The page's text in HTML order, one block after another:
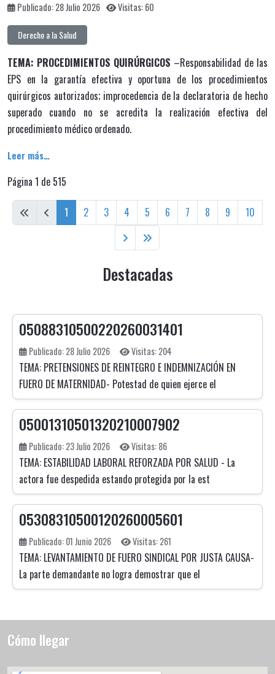
Publicado: 28 Julio 2026
Visitas: 60
Derecho a la Salud
TEMA: PROCEDIMIENTOS QUIRÚRGICOS –Responsabilidad de las
EPS en la garantía efectiva y oportuna de los procedimientos
quirúrgicos autorizados; improcedencia de la declaratoria de hecho
superado cuando no se acredita la realización efectiva del
procedimiento médico ordenado.
Leer más…
Página 1 de 515
1 2 3 4 5 6 7 8 9 10
Destacadas
05088310500220260031401
Publicado: 28 Julio 2026 Visitas: 204
TEMA: PRETENSIONES DE REINTEGRO E INDEMNIZACIÓN EN
FUERO DE MATERNIDAD- Potestad de quien ejerce el
05001310501320210007902
Publicado: 23 Julio 2026 Visitas: 86
TEMA: ESTABILIDAD LABORAL REFORZADA POR SALUD - La
actora fue despedida estando protegida por la est
05308310500120260005601
Publicado: 01 Junio 2026 Visitas: 261
TEMA: LEVANTAMIENTO DE FUERO SINDICAL POR JUSTA CAUSA-
La parte demandante no logra demostrar que el
Cómo llegar